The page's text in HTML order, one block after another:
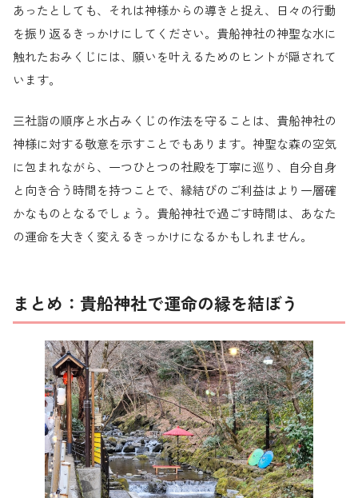
あったとしても、それは神様からの導きと捉え、日々の行動
を振り返るきっかけにしてください。貴船神社の神聖な水に
触れたおみくじには、願いを叶えるためのヒントが隠されて
います。
三社詣の順序と水占みくじの作法を守ることは、貴船神社の
神様に対する敬意を示すことでもあります。神聖な森の空気
に包まれながら、一つひとつの社殿を丁寧に巡り、自分自身
と向き合う時間を持つことで、縁結びのご利益はより一層確
かなものとなるでしょう。貴船神社で過ごす時間は、あなた
の運命を大きく変えるきっかけになるかもしれません。
まとめ：貴船神社で運命の縁を結ぼう